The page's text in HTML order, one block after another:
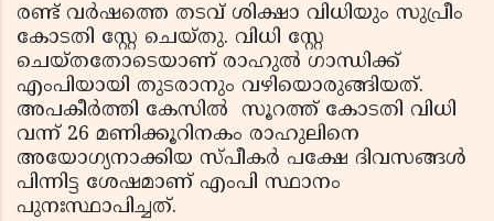
രണ്ട് വര്‍ഷത്തെ തടവ് ശിക്ഷാ വിധിയും സുപ്രീം
കോടതി സ്റ്റേ ചെയ്തു. വിധി സ്റ്റേ
ചെയ്തതോടെയാണ് രാഹുല്‍ ഗാന്ധിക്ക്
എംപിയായി തുടരാനും വഴിയൊരുങ്ങിയത്.
അപകീര്‍ത്തി കേസില്‍ സൂറത്ത് കോടതി വിധി
വന്ന് 26 മണിക്കൂറിനകം രാഹുലിനെ
അയോഗ്യനാക്കിയ സ്പീകര്‍ പക്ഷേ ദിവസങ്ങള്‍
പിന്നിട്ട ശേഷമാണ് എംപി സ്ഥാനം
പുനഃസ്ഥാപിച്ചത്.